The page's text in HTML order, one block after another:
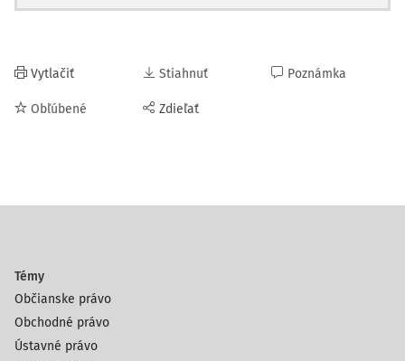
Vytlačiť
Obľúbené
Stiahnuť
Zdieľať
Poznámka
Témy
Občianske právo
Obchodné právo
Ústavné právo